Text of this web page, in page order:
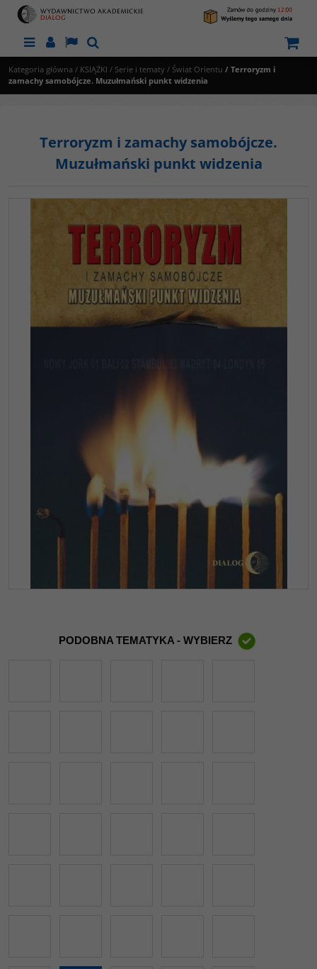
MenuPanelLangSzukaj
Kategoria główna / KSIĄŻKI / Serie i tematy / Świat Orientu / Terroryzm i
zamachy samobójcze. Muzułmański punkt widzenia
Terroryzm i zamachy samobójcze.
Muzułmański punkt widzenia
PODOBNA TEMATYKA - WYBIERZ